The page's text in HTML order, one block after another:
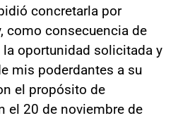
concretarla por
como consecuencia de
oportunidad solicitada y
mis poderdantes a su
el propósito de
el 20 de noviembre de